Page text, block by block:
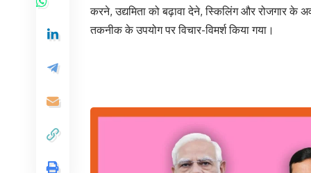
करने, उद्यमिता को बढ़ावा देने, स्किलिंग और रोजगार के
तकनीक के उपयोग पर विचार-विमर्श किया गया।